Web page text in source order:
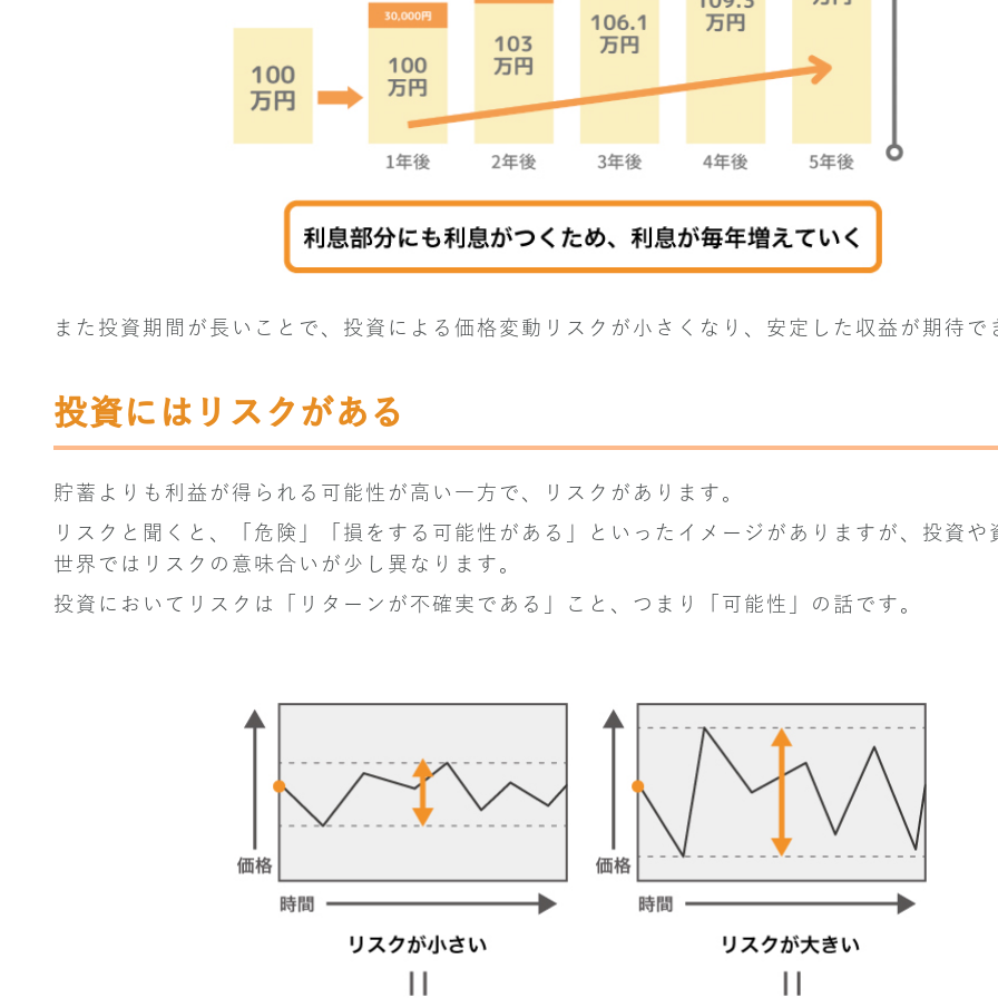
また投資期間が長いことで、投資による価格変動リスクが小さくなり、安定した収益が期待で
投資にはリスクがある
貯蓄よりも利益が得られる可能性が高い一方で、リスクがあります。
リスクと聞くと、「危険」「損をする可能性がある」といったイメージがありますが、投資や
世界ではリスクの意味合いが少し異なります。
投資においてリスクは「リターンが不確実である」こと、つまり「可能性」の話です。